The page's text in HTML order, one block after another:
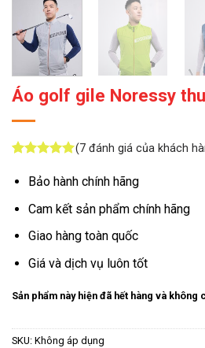
Áo golf gile Noressy
dựa trên
(7đánh giá của khách
Bảo hành chính hãng
Cam kết sản phẩm chính hãng
Giao hàng toàn quốc
Giá và dịch vụ luôn tốt
Sản phẩm này hiện đã hết hàng và không
SKU: Không áp dụng